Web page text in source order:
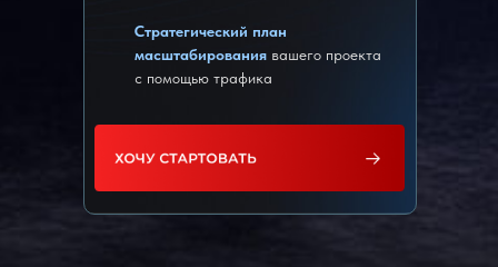
Стратегический план
масштабирования вашего проекта
с помощью трафика